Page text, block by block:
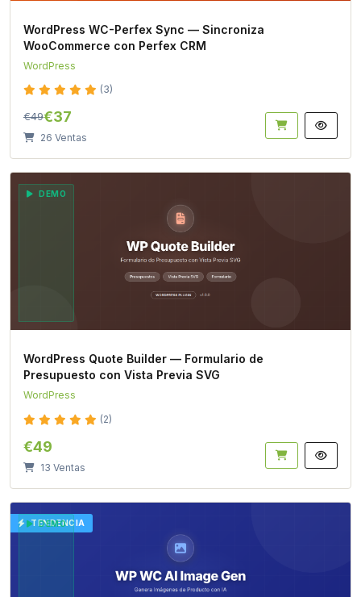
WordPress WC-Perfex Sync — Sincroniza
WooCommerce con Perfex CRM
WordPress
(3)
€49€37
26 Ventas
DEMO
WordPress Quote Builder — Formulario de
Presupuesto con Vista Previa SVG
WordPress
(2)
€49
13 Ventas
TENDENCIA
DEMO